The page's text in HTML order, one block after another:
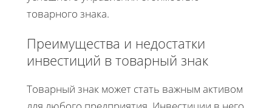
товарного знака.
Преимущества и недостатки
инвестиций в товарный знак
Товарный знак может стать важным активом